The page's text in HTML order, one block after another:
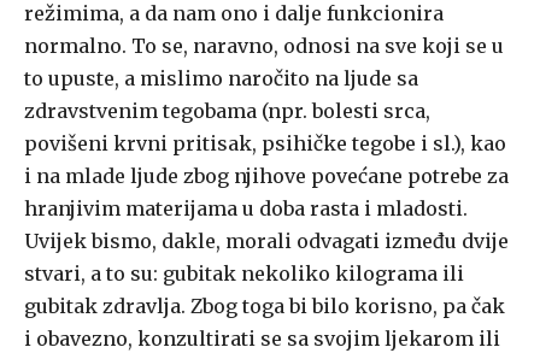
režimima, a da nam ono i dalje funkcionira
normalno. To se, naravno, odnosi na sve koji se u
to upuste, a mislimo naročito na ljude sa
zdravstvenim tegobama (npr. bolesti srca,
povišeni krvni pritisak, psihičke tegobe i sl.), kao
i na mlade ljude zbog njihove povećane potrebe za
hranjivim materijama u doba rasta i mladosti.
Uvijek bismo, dakle, morali odvagati između dvije
stvari, a to su: gubitak nekoliko kilograma ili
gubitak zdravlja. Zbog toga bi bilo korisno, pa čak
i obavezno, konzultirati se sa svojim ljekarom ili